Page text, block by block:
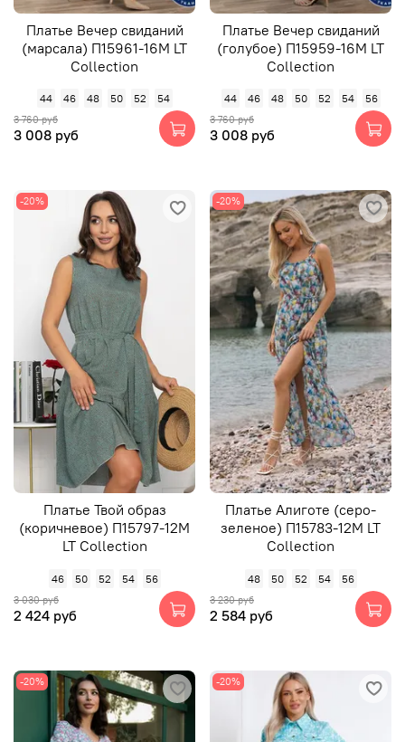
Платье Вечер свиданий
(марсала) П15961-16М LT
Collection
44 46 48 50 52 54
3 760 руб
3 008 руб
Платье Вечер свиданий
(голубое) П15959-16М LT
Collection
44 46 48 50 52 54 56
3 760 руб
3 008 руб
-20%
Платье Твой образ
(коричневое) П15797-12М
LT Collection
46 50 52 54 56
3 030 руб
2 424 руб
-20%
Платье Алиготе (серо-
зеленое) П15783-12М LT
Collection
48 50 52 54 56
3 230 руб
2 584 руб
-20% -20%